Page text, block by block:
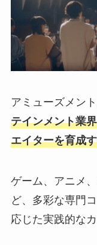
アミューズメン
テインメント業
エイターを育成
ゲーム、アニメ
ど、多彩な専門
応じた実践的な